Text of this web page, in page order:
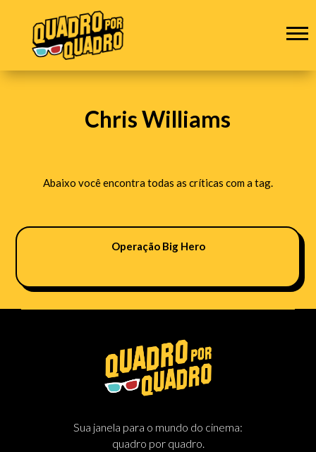
Chris Williams
Abaixo você encontra todas as críticas com a tag.
Operação Big Hero
Sua janela para o mundo do cinema:
quadro por quadro.